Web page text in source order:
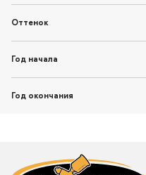
Оттенок
Год начала
Год окончания